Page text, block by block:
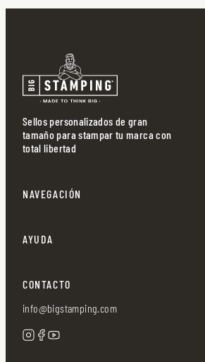
Sellos personalizados de gran
tamaño para stampar tu marca con
total libertad
NAVEGACIÓN
AYUDA
CONTACTO
info@bigstamping.com